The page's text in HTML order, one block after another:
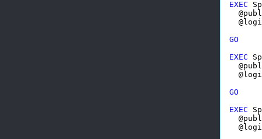
EXEC
GO
EXEC
GO
EXEC